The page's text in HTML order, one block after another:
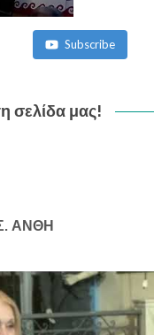
Subscribe
σελίδα μας!
ΑΝΘΗ